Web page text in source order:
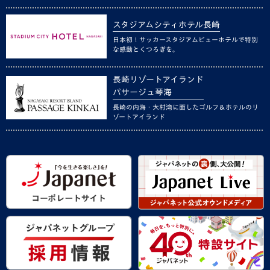
スタジアムシティホテル長崎
日本初！サッカースタジアムビューホテルで特別
な感動とくつろぎを。
長崎リゾートアイランド
パサージュ琴海
長崎の内海・大村湾に面したゴルフ＆ホテルのリ
ゾートアイランド